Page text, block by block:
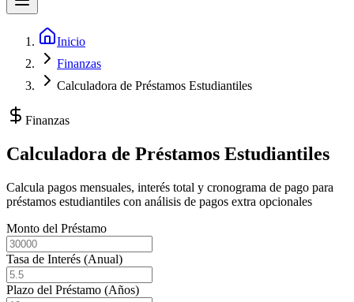
Inicio
Finanzas
Calculadora de Préstamos Estudiantiles
Finanzas
Calculadora de Préstamos Estudiantiles
Calcula pagos mensuales, interés total y cronograma de pago para
préstamos estudiantiles con análisis de pagos extra opcionales
Monto del Préstamo
Tasa de Interés (Anual)
Plazo del Préstamo (Años)